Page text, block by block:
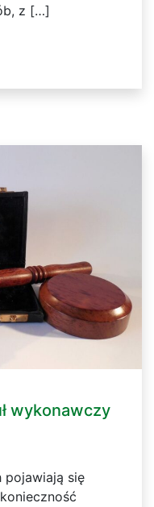
z […]
wykonawczy
pojawiają się